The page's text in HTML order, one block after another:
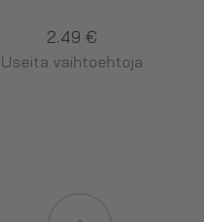
2.49 €
Useita vaihtoehtoja